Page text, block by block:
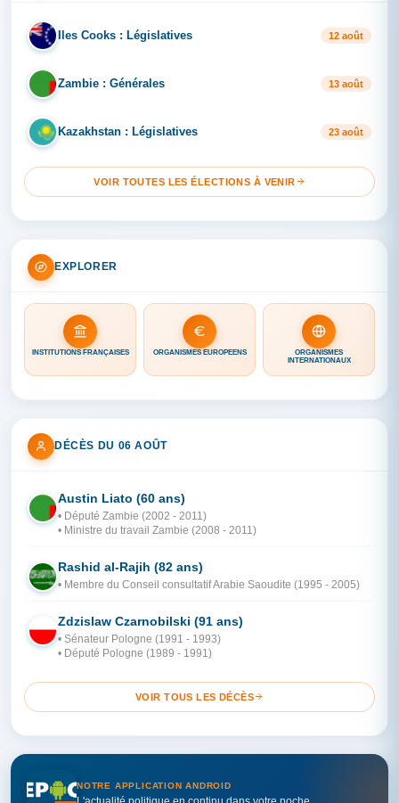
IL Iles Cooks : Législatives 12 août
ZA Zambie : Générales 13 août
KA Kazakhstan : Législatives 23 août
VOIR TOUTES LES ÉLECTIONS À VENIR
EXPLORER
INSTITUTIONS FRANÇAISES ORGANISMES EUROPÉENS
ORGANISMES
INTERNATIONAUX
DÉCÈS DU 06 AOÛT
ZA
Austin Liato (60 ans)
• Député Zambie (2002 - 2011)
• Ministre du travail Zambie (2008 - 2011)
AR
Rashid al-Rajih (82 ans)
• Membre du Conseil consultatif Arabie Saoudite (1995 - 2005)
PO
Zdzislaw Czarnobilski (91 ans)
• Sénateur Pologne (1991 - 1993)
• Député Pologne (1989 - 1991)
VOIR TOUS LES DÉCÈS
NOTRE APPLICATION ANDROID